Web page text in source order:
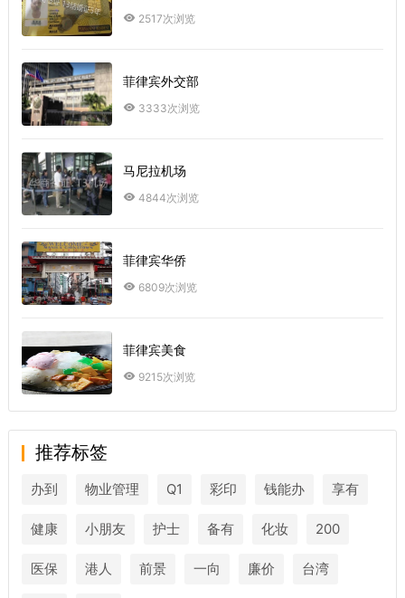
2517次浏览
菲律宾外交部
3333次浏览
马尼拉机场
4844次浏览
菲律宾华侨
6809次浏览
菲律宾美食
9215次浏览
推荐标签
办到 物业管理 Q1 彩印 钱能办 享有
健康 小朋友 护士 备有 化妆 200
医保 港人 前景 一向 廉价 台湾